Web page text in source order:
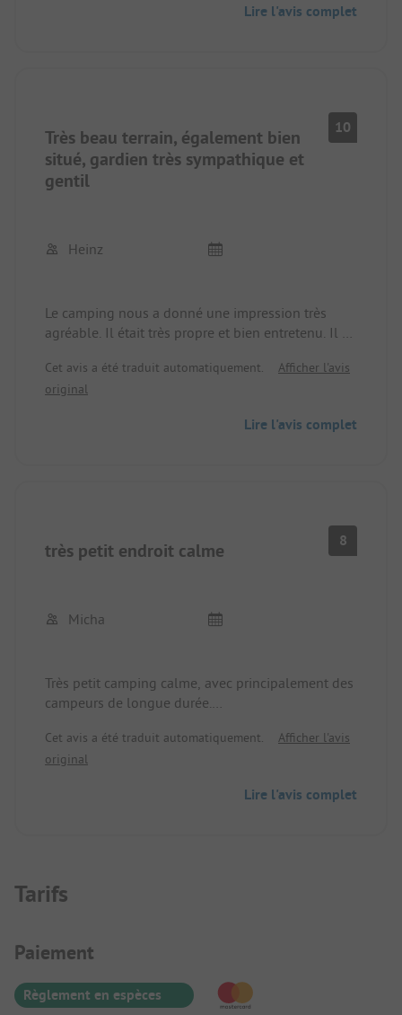
Lire l'avis complet
Très beau terrain, également bien
situé, gardien très sympathique et
gentil
10
Heinz
Le camping nous a donné une impression très
agréable. Il était très propre et bien entretenu. Il y
les douches. Tout était très bien entretenu et
propre. Nous étions les seuls campeurs de
Cet avis a été traduit automatiquement.
Afficher l'avis
original
Lire l'avis complet
très petit endroit calme 8
Micha
Très petit camping calme, avec principalement des
campeurs de longue durée.
et bien entretenues. La gardienne du camping est
très gentille et serviable.
Cet avis a été traduit automatiquement.
Afficher l'avis
original
Lire l'avis complet
Tarifs
Informations de paiement
Paiement
Règlement en espèces